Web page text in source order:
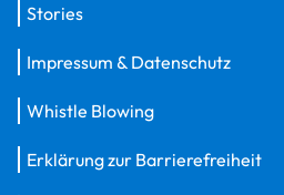
Stories
Impressum & Datenschutz
Whistle Blowing
Erklärung zur Barrierefreiheit